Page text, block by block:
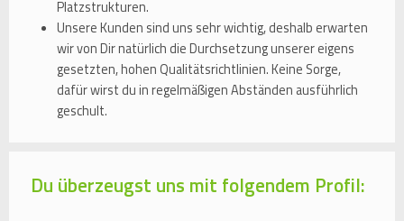
Platzstrukturen.
Unsere Kunden sind uns sehr wichtig, deshalb erwarten
wir von Dir natürlich die Durchsetzung unserer eigens
gesetzten, hohen Qualitätsrichtlinien. Keine Sorge,
dafür wirst du in regelmäßigen Abständen ausführlich
geschult.
Du überzeugst uns mit folgendem Profil: